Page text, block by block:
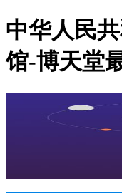
中华人民
馆-博天堂